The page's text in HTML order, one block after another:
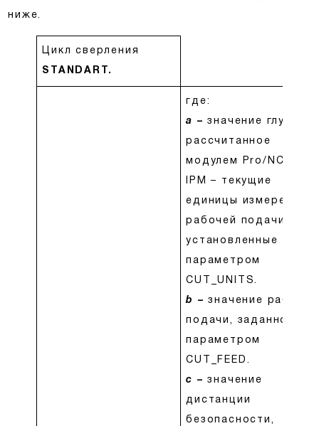
ниже.
Цикл сверления
STANDART.
где:
a – значение глубины,
рассчитанное
модулем Pro/NC.
IPM – текущие
единицы измерения
рабочей подачи,
установленные
параметром
CUT_UNITS.
b –значение рабочей
подачи, заданное
параметром
CUT_FEED.
c –значение
дистанции
безопасности,